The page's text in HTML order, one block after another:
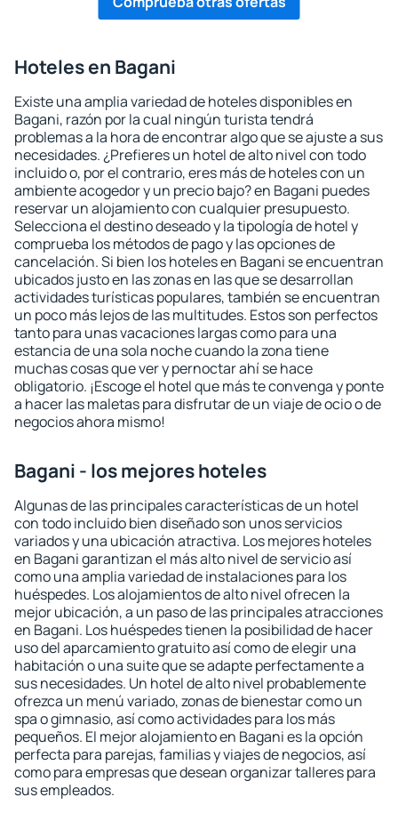
Hoteles en Bagani
Existe una amplia variedad de hoteles disponibles en
Bagani, razón por la cual ningún turista tendrá
problemas a la hora de encontrar algo que se ajuste a sus
necesidades. ¿Prefieres un hotel de alto nivel con todo
incluido o, por el contrario, eres más de hoteles con un
ambiente acogedor y un precio bajo? en Bagani puedes
reservar un alojamiento con cualquier presupuesto.
Selecciona el destino deseado y la tipología de hotel y
comprueba los métodos de pago y las opciones de
cancelación. Si bien los hoteles en Bagani se encuentran
ubicados justo en las zonas en las que se desarrollan
actividades turísticas populares, también se encuentran
un poco más lejos de las multitudes. Estos son perfectos
tanto para unas vacaciones largas como para una
estancia de una sola noche cuando la zona tiene
muchas cosas que ver y pernoctar ahí se hace
obligatorio. ¡Escoge el hotel que más te convenga y ponte
a hacer las maletas para disfrutar de un viaje de ocio o de
negocios ahora mismo!
Bagani - los mejores hoteles
Algunas de las principales características de un hotel
con todo incluido bien diseñado son unos servicios
variados y una ubicación atractiva. Los mejores hoteles
en Bagani garantizan el más alto nivel de servicio así
como una amplia variedad de instalaciones para los
huéspedes. Los alojamientos de alto nivel ofrecen la
mejor ubicación, a un paso de las principales atracciones
en Bagani. Los huéspedes tienen la posibilidad de hacer
uso del aparcamiento gratuito así como de elegir una
habitación o una suite que se adapte perfectamente a
sus necesidades. Un hotel de alto nivel probablemente
ofrezca un menú variado, zonas de bienestar como un
spa o gimnasio, así como actividades para los más
pequeños. El mejor alojamiento en Bagani es la opción
perfecta para parejas, familias y viajes de negocios, así
como para empresas que desean organizar talleres para
sus empleados.